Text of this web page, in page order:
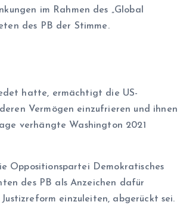
im Rahmen des „Global
des PB der Stimme.
hatte, ermächtigt die US-
Vermögen einzufrieren und ihnen
verhängte Washington 2021
Oppositionspartei Demokratisches
des PB als Anzeichen dafür
einzuleiten, abgerückt sei.